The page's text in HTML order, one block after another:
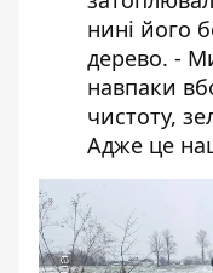
нині його
дерево. -
навпаки
чистоту,
Адже це